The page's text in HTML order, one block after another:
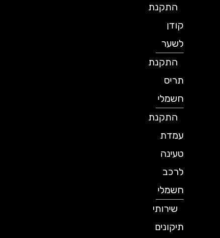
התקנת
לשער
התקנת
תריס
חשמלי
התקנת
עמדת
טעינה
לרכב
חשמלי
שירותי
תיקונים